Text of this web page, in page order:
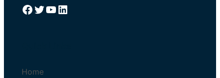
Facebook Twitter YouTube LinkedIn
Home